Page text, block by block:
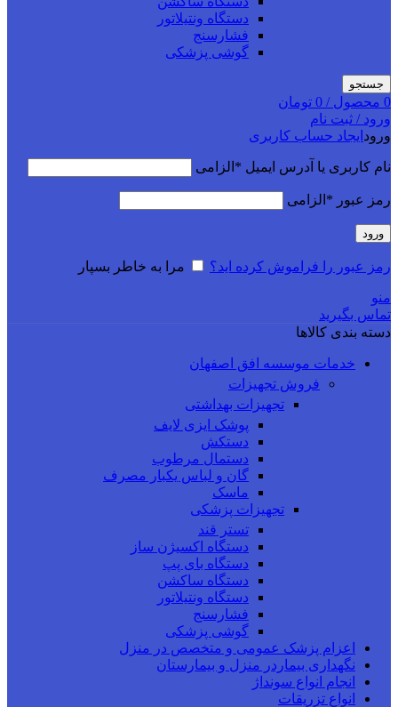
دستگاه ونتیلاتور
فشارسنج
گوشی پزشکی
جستجو
0 محصول /
0 تومان
ورود / ثبت نام
ورود ایجاد حساب کاربری
نام کاربری یا آدرس ایمیل * الزامی
رمز عبور * الزامی
ورود
رمز عبور را فراموش کرده اید؟ مرا به خاطر بسپار
منو
تماس بگیرید
دسته بندی کالاها
خدمات موسسه افق اصفهان
فروش تجهیزات
تجهیزات بهداشتی
پوشک ایزی لایف
دستکش
دستمال مرطوب
گان و لباس یکبار مصرف
ماسک
تجهیزات پزشکی
تستر قند
دستگاه اکسیژن ساز
دستگاه بای پپ
دستگاه ساکشن
دستگاه ونتیلاتور
فشارسنج
گوشی پزشکی
اعزام پزشک عمومی و متخصص در منزل
نگهداری بیماردر منزل و بیمارستان
انجام انواع سونداژ
انواع تزریقات